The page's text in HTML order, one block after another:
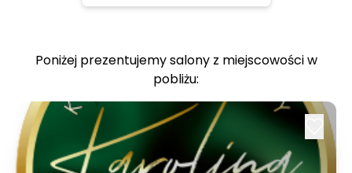
Poniżej prezentujemy salony z miejscowości w
pobliżu: